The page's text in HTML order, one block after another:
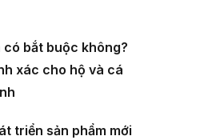
có bắt buộc không?
xác cho hộ và cá
triển sản phẩm mới